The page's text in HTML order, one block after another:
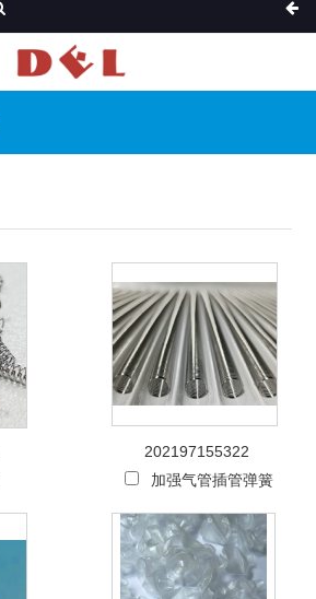
202197155322
加强气管插管弹簧